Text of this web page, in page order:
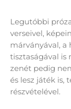
Legutóbbi
verseivel,
márványával, a
tisztaságával is
zenét pedig
és lesz játék is,
részvételével.